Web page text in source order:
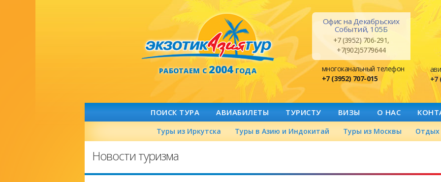
РАБОТАЕМ С2004ГОДА
Офис на Декабрьских
Событий, 105Б
+7 (3952) 706-291,
+7(902)5779644
многоканальный телефон
+7 (3952) 707-015
+7
ПОИСК ТУРА АВИАБИЛЕТЫ ТУРИСТУ ВИЗЫ О НАС
Туры из Иркутска Туры в Азию и Индокитай Туры из Москвы Отдых
Новости туризма